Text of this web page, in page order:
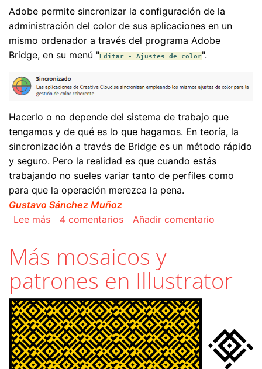
Adobe permite sincronizar la configuración de la
administración del color de sus aplicaciones en un
mismo ordenador a través del programa Adobe
Bridge, en su menú "Editar - Ajustes de color".
Hacerlo o no depende del sistema de trabajo que
tengamos y de qué es lo que hagamos. En teoría, la
sincronización a través de Bridge es un método rápido
y seguro. Pero la realidad es que cuando estás
trabajando no sueles variar tanto de perfiles como
para que la operación merezca la pena.
Gustavo Sánchez Muñoz
Lee mássobre Sincronizar los ajustes de color de los
4 comentarios Añadir comentario
Más mosaicos y
patrones en Illustrator